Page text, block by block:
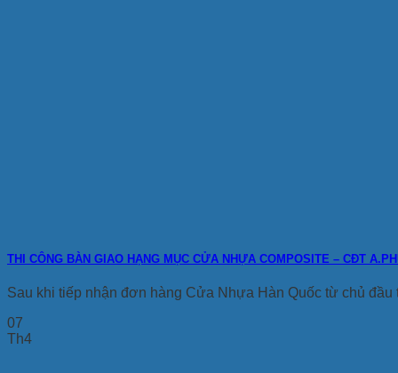
THI CÔNG BÀN GIAO HẠNG MỤC CỬA NHỰA COMPOSITE – CĐT
Sau khi tiếp nhận đơn hàng Cửa Nhựa Hàn Quốc từ chủ đầu
07
Th4